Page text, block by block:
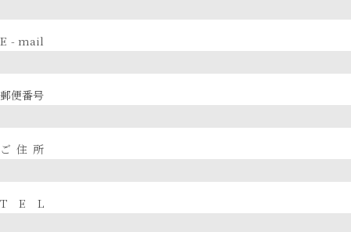
E - mail
郵便番号
ご住所
T E L